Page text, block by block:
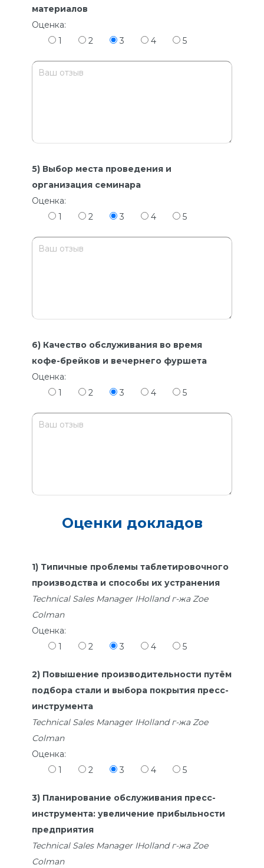
материалов
Оценка:
1
2 3 4 5
5) Выбор места проведения и
организация семинара
Оценка:
1
2 3 4 5
6) Качество обслуживания во время
кофе-брейков и вечернего фуршета
Оценка:
1
2 3 4 5
Оценки докладов
1) Типичные проблемы таблетировочного
производства и способы их устранения
Technical Sales Manager IHolland г-жа Zoe
Colman
Оценка:
1
2 3 4 5
2) Повышение производительности путём
подбора стали и выбора покрытия пресс-
инструмента
Technical Sales Manager IHolland г-жа Zoe
Colman
Оценка:
1
2 3 4 5
3) Планирование обслуживания пресс-
инструмента: увеличение прибыльности
предприятия
Technical Sales Manager IHolland г-жа Zoe
Colman